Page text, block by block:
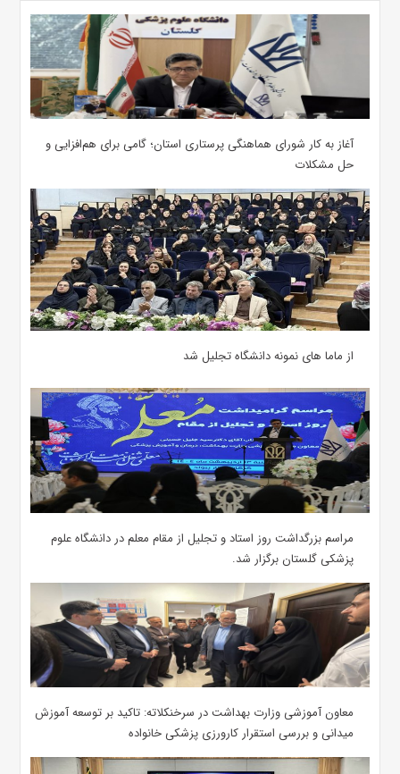
آغاز به کار شورای هماهنگی پرستاری استان؛ گامی برای هم‌افزایی و
حل مشکلات
از ماما های نمونه دانشگاه تجلیل شد
مراسم بزرگداشت روز استاد و تجلیل از مقام معلم در دانشگاه علوم
پزشکی گلستان برگزار شد.‌
معاون آموزشی وزارت بهداشت در سرخنکلاته: تاکید بر توسعه آموزش
میدانی و بررسی استقرار کارورزی پزشکی ‌خانواده